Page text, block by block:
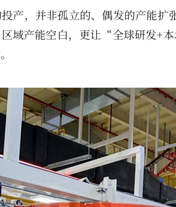
产，并非孤立的、偶发的产能扩
域产能空白，更让“全球研发+